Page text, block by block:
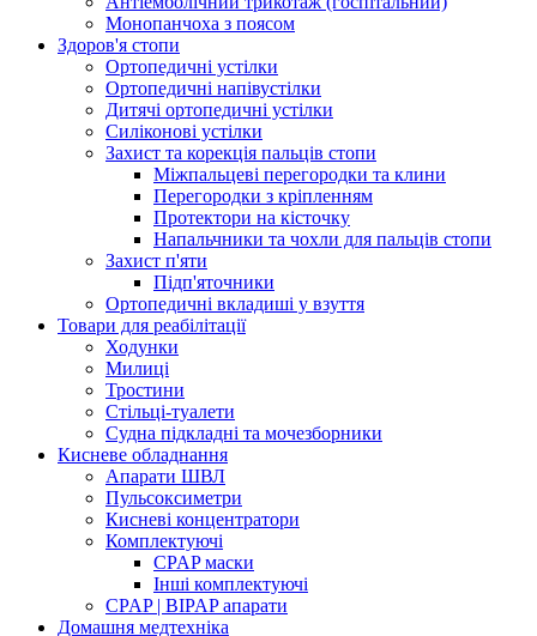
Монопанчоха з поясом
Здоров'я стопи
Ортопедичні устілки
Ортопедичні напівустілки
Дитячі ортопедичні устілки
Силіконові устілки
Захист та корекція пальців стопи
Міжпальцеві перегородки та клини
Перегородки з кріпленням
Протектори на кісточку
Напальчники та чохли для пальців стопи
Захист п'яти
Підп'яточники
Ортопедичні вкладиші у взуття
Товари для реабілітації
Ходунки
Милиці
Тростини
Стільці-туалети
Судна підкладні та мочезборники
Кисневе обладнання
Апарати ШВЛ
Пульсоксиметри
Кисневі концентратори
Комплектуючі
CPAP маски
Інші комплектуючі
CPAP | BIPAP апарати
Домашня медтехніка